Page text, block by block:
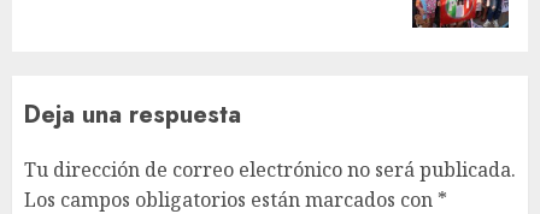
Deja una respuesta
Tu dirección de correo electrónico no será publicada.
Los campos obligatorios están marcados con *